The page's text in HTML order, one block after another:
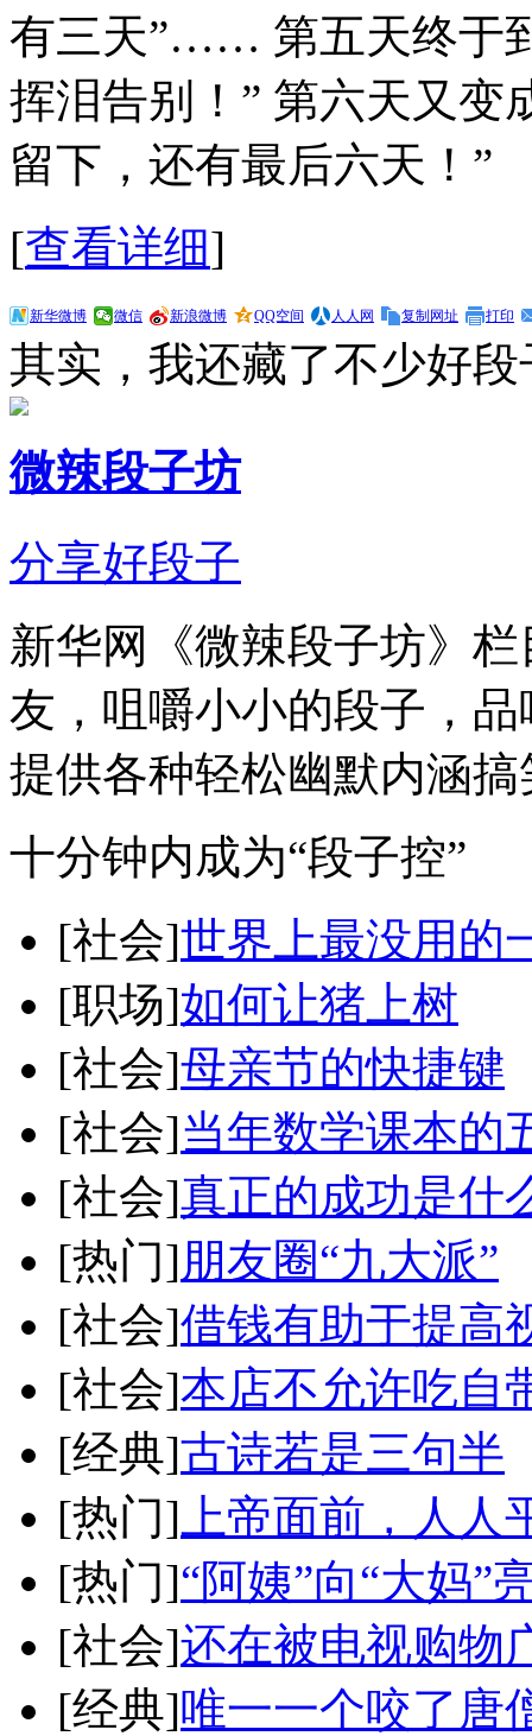
有三天”…… 第五天终于
挥泪告别！” 第六天又变
留下，还有最后六天！”
[查看详细]
新华微博 微信 新浪微博 QQ空间 人人网 复制网址 打印
其实，我还藏了不少好段
微辣段子坊
分享好段子
新华网《微辣段子坊》
友，咀嚼小小的段子，
提供各种轻松幽默内涵
十分钟内成为“段子控”
[社会]世界上最没用的
[职场]如何让猪上树
[社会]母亲节的快捷键
[社会]当年数学课本的
[社会]真正的成功是什
[热门]朋友圈“九大派”
[社会]借钱有助于提高
[社会]本店不允许吃自
[经典]古诗若是三句半
[热门] 上帝面前，人人
[热门]“阿姨”向“大妈”
[社会]还在被电视购物
[经典]唯一一个咬了唐